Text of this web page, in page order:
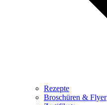
Rezepte
Broschüren & Flyer